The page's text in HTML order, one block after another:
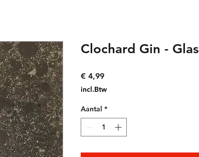
Clochard Gin - Glas
€ 4,99Prijs
incl.Btw
Aantal *